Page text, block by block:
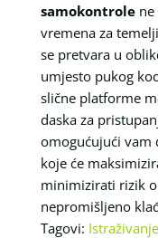
samokontrolene
vremena za
se pretvara u
umjesto pukog
slične platforme
daska za
omogućujući vam
koje će
minimizirati rizik
nepromišljeno
Tagovi: